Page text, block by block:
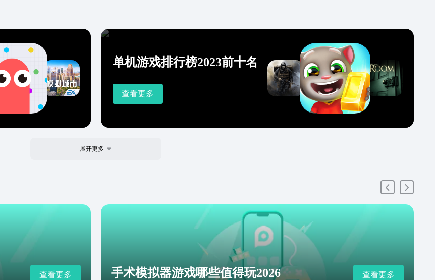
单机游戏排行榜2023前十名
查看更多
展开更多
查看更多 手术模拟器游戏哪些值得玩2026 查看更多